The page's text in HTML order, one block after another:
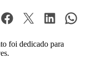
foi dedicado para